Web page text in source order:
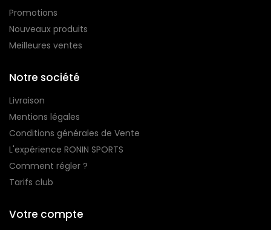
Promotions
Nouveaux produits
Meilleures ventes
Notre société
Livraison
Mentions légales
Conditions générales de Vente
L'expérience RONIN SPORTS
Comment régler ?
Tarifs club
Votre compte